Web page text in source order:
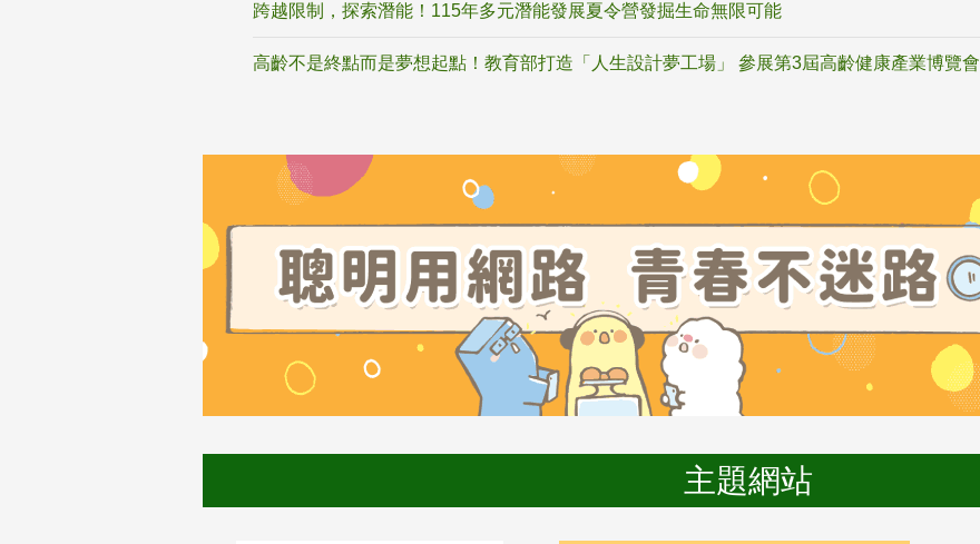
跨越限制，探索潛能！115年多元潛能發展夏令營發掘生命無限可能
高齡不是終點而是夢想起點！教育部打造「人生設計夢工場」 參展第3屆高齡健康產業博覽會
主題網站